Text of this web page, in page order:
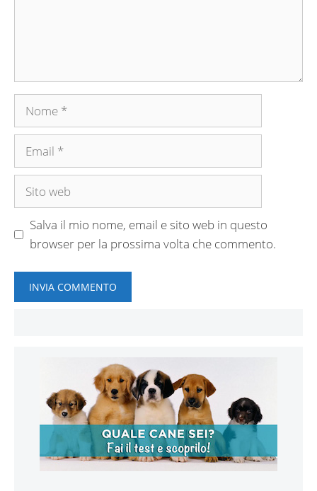
Nome
Email
Sito
Salva il mio nome, email e sito web in questo
browser per la prossima volta che commento.